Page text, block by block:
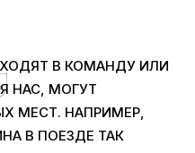
В КОМАНДУ ИЛИ
НАС МОГУТ
МЕСТ. НАПРИМЕР,
В ПОЕЗДЕ ТАК